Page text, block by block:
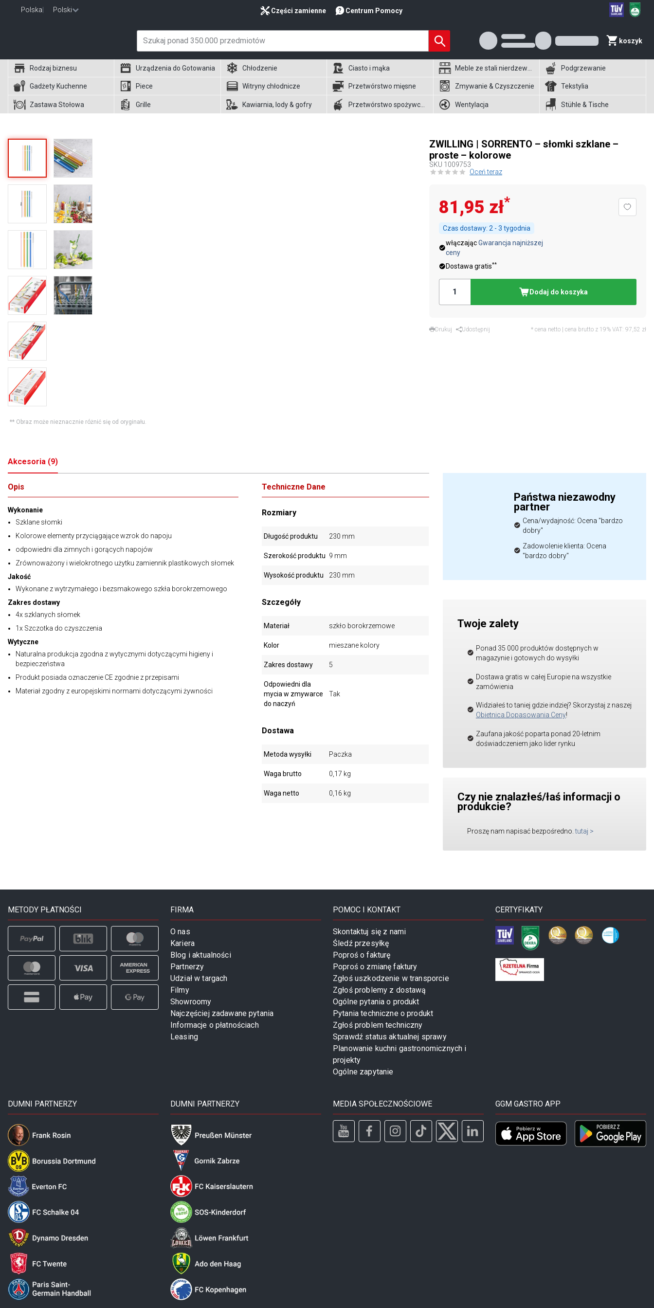
Polska Polski Części zamienne Centrum Pomocy
koszyk
Rodzaj biznesu Urządzenia do Gotowania Chłodzenie Ciasto i mąka Podgrzewanie
Gadżety Kuchenne Piece Witryny chłodnicze Przetwórstwo mięsne Zmywanie & Czyszczenie Tekstylia
Zastawa Stołowa Grille Kawiarnia, lody & gofry Wentylacja Stühle & Tische
** Obraz może nieznacznie różnić się od oryginału.
ZWILLING | SORRENTO – słomki szklane –
proste – kolorowe
SKU 1009753
Oceń teraz
81,95 zł*
Czas dostawy: 2 - 3 tygodnia
włączającGwarancja najniższej
ceny
Dostawa gratis**
Dodaj do koszyka
Drukuj Udostępnij * cena netto | cena brutto z 19% VAT: 97,52 zł
Akcesoria (9)
Opis
Wykonanie
Szklane słomki
Kolorowe elementy przyciągające wzrok do napoju
odpowiedni dla zimnych i gorących napojów
Zrównoważony i wielokrotnego użytku zamiennik plastikowych słomek
Jakość
Wykonane z wytrzymałego i bezsmakowego szkła borokrzemowego
Zakres dostawy
4x szklanych słomek
1x Szczotka do czyszczenia
Wytyczne
Naturalna produkcja zgodna z wytycznymi dotyczącymi higieny i
bezpieczeństwa
Produkt posiada oznaczenie CE zgodnie z przepisami
Materiał zgodny z europejskimi normami dotyczącymi żywności
Techniczne Dane
Rozmiary
Długość produktu 230 mm
Szerokość produktu 9 mm
Wysokość produktu 230 mm
Szczegóły
Materiał szkło borokrzemowe
Kolor mieszane kolory
Zakres dostawy 5
Odpowiedni dla
mycia w zmywarce
do naczyń
Tak
Dostawa
Metoda wysyłki Paczka
Waga brutto 0,17 kg
Waga netto 0,16 kg
Państwa niezawodny
partner
Cena/wydajność: Ocena "bardzo
dobry"
Zadowolenie klienta: Ocena
"bardzo dobry"
Twoje zalety
Ponad 35 000 produktów dostępnych w
magazynie i gotowych do wysyłki
Dostawa gratis w całej Europie na wszystkie
zamówienia
Widziałeś to taniej gdzie indziej? Skorzystaj z naszej
Obietnica Dopasowania Ceny!
Zaufana jakość poparta ponad 20-letnim
doświadczeniem jako lider rynku
Czy nie znalazłeś/łaś informacji o
produkcie?
Proszę nam napisać bezpośredno. tutaj >
METODY PŁATNOŚCI FIRMA
O nas
Kariera
Blog i aktualności
Partnerzy
Udział w targach
Filmy
Showroomy
Najczęściej zadawane pytania
Informacje o płatnościach
Leasing
POMOC I KONTAKT
Skontaktuj się z nami
Śledź przesyłkę
Poproś o fakturę
Poproś o zmianę faktury
Zgłoś uszkodzenie w transporcie
Zgłoś problemy z dostawą
Ogólne pytania o produkt
Pytania techniczne o produkt
Zgłoś problem techniczny
Sprawdź status aktualnej sprawy
Planowanie kuchni gastronomicznych i
projekty
Ogólne zapytanie
CERTYFIKATY
DUMNI PARTNERZY DUMNI PARTNERZY MEDIA SPOŁECZNOŚCIOWE GGM GASTRO APP